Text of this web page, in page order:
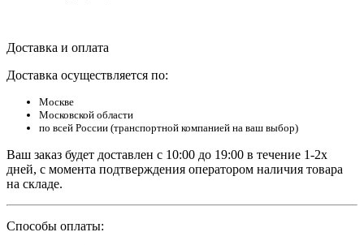
Доставка и оплата
Доставка осуществляется по:
Москве
Московской области
по всей России (транспортной компанией на ваш выбор)
Ваш заказ будет доставлен с 10:00 до 19:00 в течение 1-2х
дней, с момента подтверждения оператором наличия товара
на складе.
Способы оплаты: